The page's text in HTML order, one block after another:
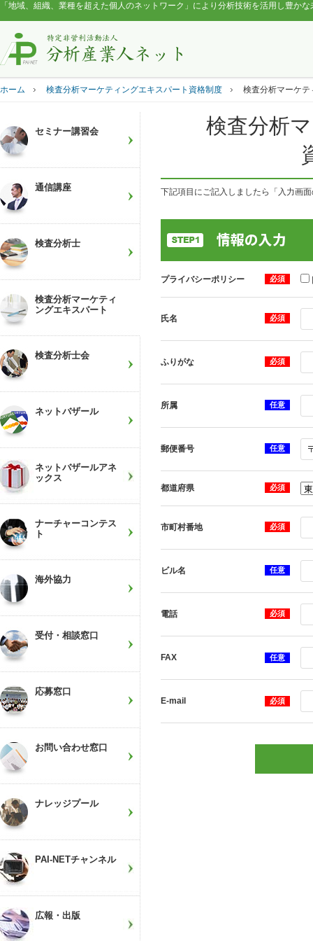
「地域、組織、業種を超えた個人のネットワーク」により分析技術を活用し豊か
ホーム 検査分析マーケティングエキスパート資格制度 検査分析マーケ
セミナー講習会
通信講座
検査分析士
検査分析マーケティ
ングエキスパート
検査分析士会
ネットバザール
ネットバザールアネ
ックス
ナーチャーコンテス
ト
海外協力
受付・相談窓口
応募窓口
お問い合わせ窓口
ナレッジプール
PAI-NETチャンネル
広報・出版
検査分析
下記項目にご記入しましたら「入力画
プライバシーポリシー 必須
氏名 必須
ふりがな 必須
所属 任意
郵便番号 任意
都道府県 必須
市町村番地 必須
ビル名 任意
電話 必須
FAX 任意
E-mail 必須